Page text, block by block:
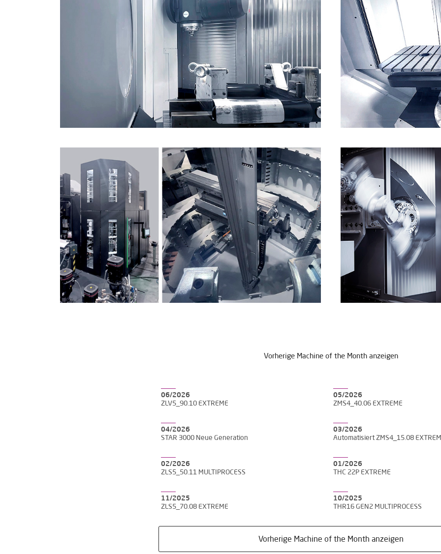
Vorherige Machine of the Month anzeigen
06/2026
ZLV5_90.10 EXTREME
05/2026
ZMS4_40.06 EXTREME
04/2026
STAR 3000 Neue Generation
03/2026
Automatisiert ZMS4_15.08
02/2026
ZLS5_50.11 MULTIPROCESS
01/2026
THC 22P EXTREME
11/2025
ZLS5_70.08 EXTREME
10/2025
THR16 GEN2 MULTIPROCESS
Vorherige Machine of the Month anzeigen
NEWSLETTER ABONNIEREN
Ich habe gelesen und akzeptiere die Aviso legaly laPolítica de privacidad
Ich bin einverstanden, IBARMIA Veröffentlichungen zu erhalten.
NEWSLETTER ABONNIEREN
Abonnieren Sie unseren Newsletter, um mehr Inhalte wie
erhalten.
Ich habe gelesen und akzeptiere die Aviso legaly laPolítica de privacidad
Ich bin einverstanden, IBARMIA Veröffentlichungen zu erhalten.
DAS THEMA ERFAHREN?
Kontaktieren Sie uns, um mehr über unsere Lösungen zu